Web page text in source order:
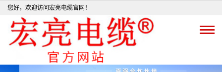
您好，欢迎访问宏亮电缆官网！